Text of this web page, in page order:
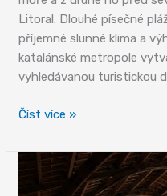
Litoral. Dlouhé písečné
příjemné slunné klima a
katalánské metropole
vyhledávanou turistickou
Mataró
novém
hávu
Číst více »